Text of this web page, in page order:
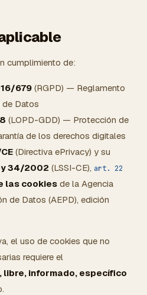
cumplimiento de:
679 (RGPD) — Reglamento
de Datos
(LOPD-GDD) — Protección de
de los derechos digitales
(Directiva ePrivacy) y su
34/2002 (LSSI-CE), art. 22
las cookies de la Agencia
de Datos (AEPD), edición
el uso de cookies que no
requiere el
libre, informado, específico